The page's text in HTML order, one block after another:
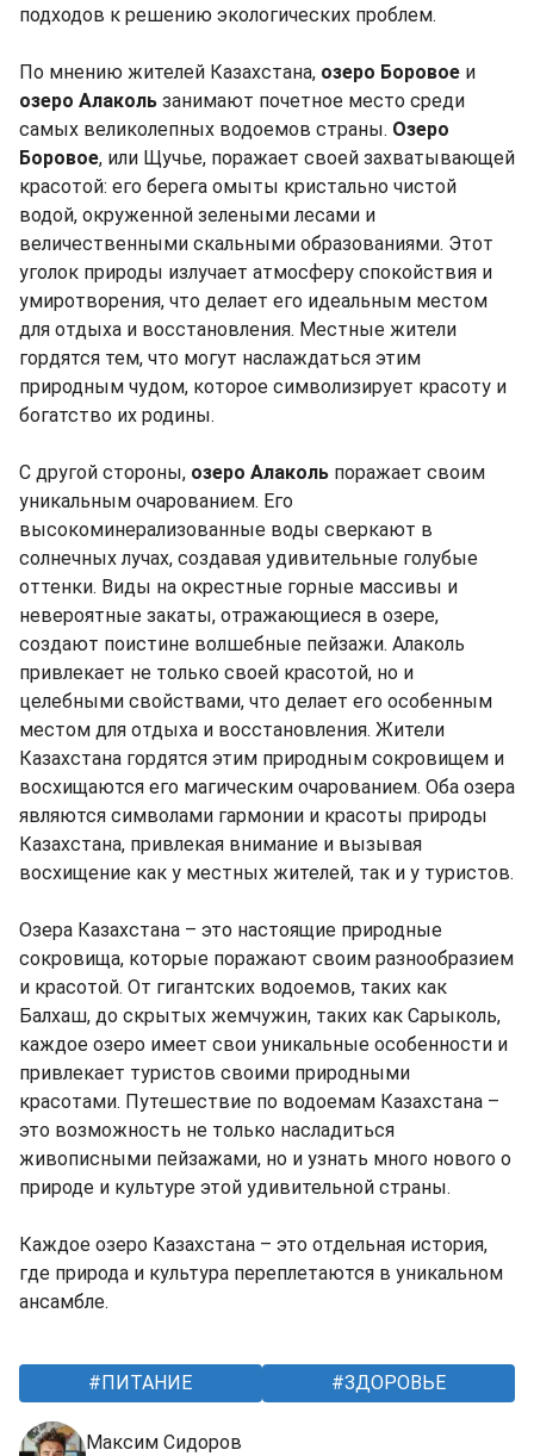
подходов к решению экологических проблем.
По мнению жителей Казахстана, озеро Боровое и
озеро Алаколь занимают почетное место среди
самых великолепных водоемов страны. Озеро
Боровое, или Щучье, поражает своей захватывающей
красотой: его берега омыты кристально чистой
водой, окруженной зелеными лесами и
величественными скальными образованиями. Этот
уголок природы излучает атмосферу спокойствия и
умиротворения, что делает его идеальным местом
для отдыха и восстановления. Местные жители
гордятся тем, что могут наслаждаться этим
природным чудом, которое символизирует красоту и
богатство их родины.
С другой стороны, озеро Алаколь поражает своим
уникальным очарованием. Его
высокоминерализованные воды сверкают в
солнечных лучах, создавая удивительные голубые
оттенки. Виды на окрестные горные массивы и
невероятные закаты, отражающиеся в озере,
создают поистине волшебные пейзажи. Алаколь
привлекает не только своей красотой, но и
целебными свойствами, что делает его особенным
местом для отдыха и восстановления. Жители
Казахстана гордятся этим природным сокровищем и
восхищаются его магическим очарованием. Оба озера
являются символами гармонии и красоты природы
Казахстана, привлекая внимание и вызывая
восхищение как у местных жителей, так и у туристов.
Озера Казахстана – это настоящие природные
сокровища, которые поражают своим разнообразием
и красотой. От гигантских водоемов, таких как
Балхаш, до скрытых жемчужин, таких как Сарыколь,
каждое озеро имеет свои уникальные особенности и
привлекает туристов своими природными
красотами. Путешествие по водоемам Казахстана –
это возможность не только насладиться
живописными пейзажами, но и узнать много нового о
природе и культуре этой удивительной страны.
Каждое озеро Казахстана – это отдельная история,
где природа и культура переплетаются в уникальном
ансамбле.
ПИТАНИЕ ЗДОРОВЬЕ
Максим Сидоров